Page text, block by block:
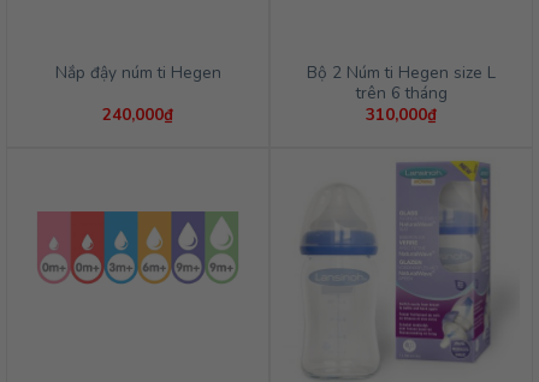
Nắp đậy núm ti Hegen
240,000₫
Bộ 2 Núm ti Hegen size L
trên 6 tháng
310,000₫